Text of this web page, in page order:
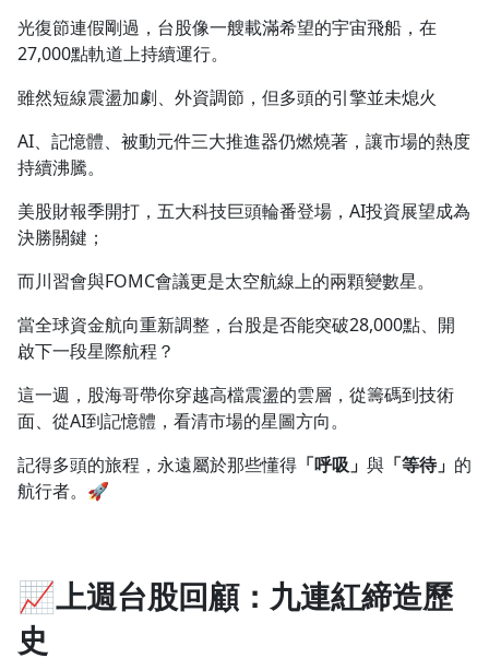
光復節連假剛過，台股像一艘載滿希望的宇宙飛船，在
27,000點軌道上持續運行。
雖然短線震盪加劇、外資調節，但多頭的引擎並未熄火
AI、記憶體、被動元件三大推進器仍燃燒著，讓市場的熱度
持續沸騰。
美股財報季開打，五大科技巨頭輪番登場，AI投資展望成為
決勝關鍵；
而川習會與FOMC會議更是太空航線上的兩顆變數星。
當全球資金航向重新調整，台股是否能突破28,000點、開
啟下一段星際航程？
這一週，股海哥帶你穿越高檔震盪的雲層，從籌碼到技術
面、從AI到記憶體，看清市場的星圖方向。
記得多頭的旅程，永遠屬於那些懂得 「呼吸」 與 「等待」 的
航行者。🚀
📈上週台股回顧：九連紅締造歷
史
1.0x
0.75x